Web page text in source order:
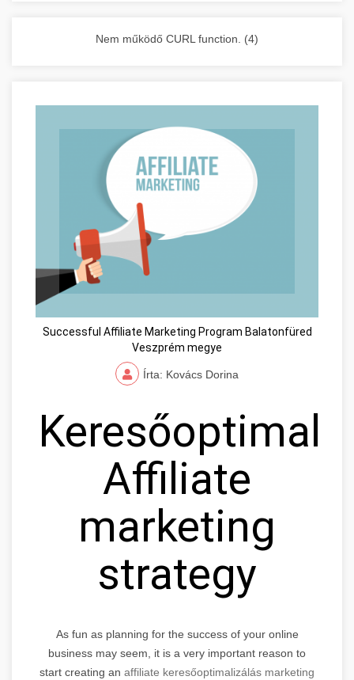
Nem működő CURL function. (4)
Successful Affiliate Marketing Program Balatonfüred
Veszprém megye
Írta: Kovács Dorina
Affiliate
marketing
strategy
As fun as planning for the success of your online
business may seem, it is a very important reason to
start creating an affiliate keresőoptimalizálás marketing